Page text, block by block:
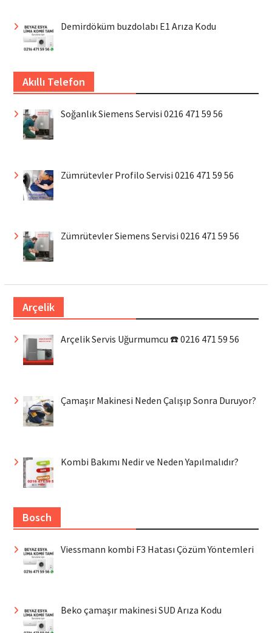
Demirdöküm buzdolabı E1 Arıza Kodu
Akıllı Telefon
Soğanlık Siemens Servisi 0216 471 59 56
Zümrütevler Profilo Servisi 0216 471 59 56
Zümrütevler Siemens Servisi 0216 471 59 56
Arçelik
Arçelik Servis Uğurmumcu ☎️ 0216 471 59 56
Çamaşır Makinesi Neden Çalışıp Sonra Duruyor?
Kombi Bakımı Nedir ve Neden Yapılmalıdır?
Bosch
Viessmann kombi F3 Hatası Çözüm Yöntemleri
Beko çamaşır makinesi SUD Arıza Kodu